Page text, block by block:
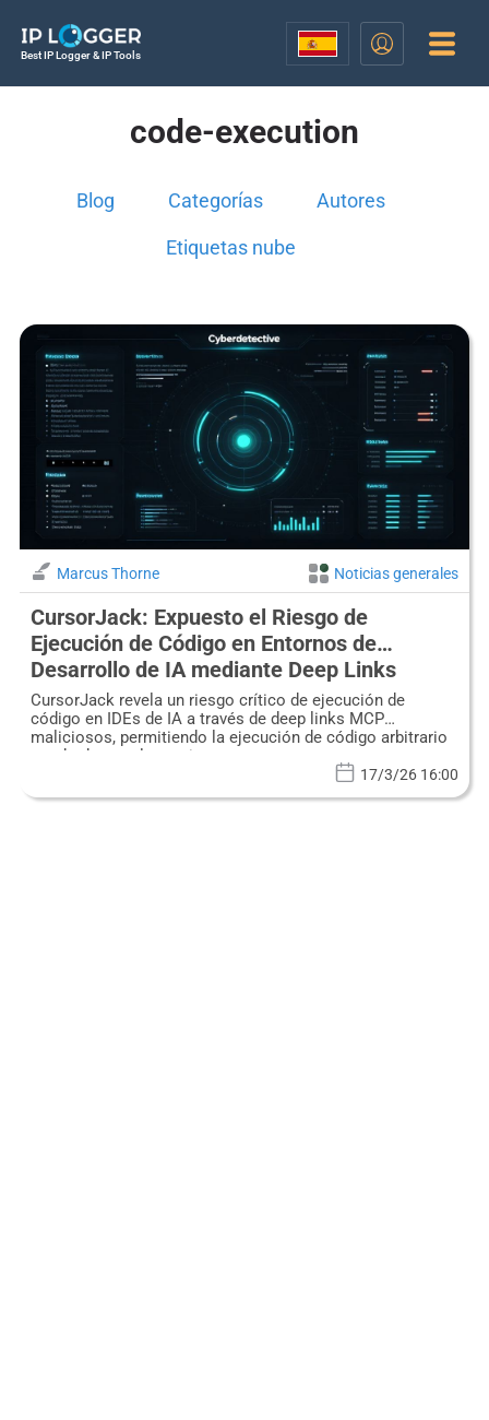
Best IP Logger & IP Tools
code-execution
Blog Categorías Autores
Etiquetas nube
Marcus Thorne Noticias generales
CursorJack: Expuesto el Riesgo de
Ejecución de Código en Entornos de
Desarrollo de IA mediante Deep Links
Maliciosos
CursorJack revela un riesgo crítico de ejecución de
código en IDEs de IA a través de deep links MCP
maliciosos, permitiendo la ejecución de código arbitrario
aprobada por el usuario.
17/3/26 16:00